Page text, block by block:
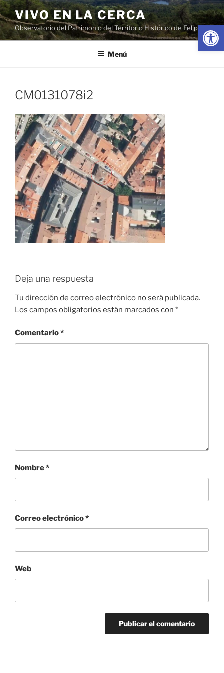
Abrir
Saltar
al
contenido
VIVO EN LA CERCA
Observatorio del Patrimonio del Territorio Histórico de Felipe II
Menú
CM0131078i2
Deja una respuesta
Tu dirección de correo electrónico no será publicada.
Los campos obligatorios están marcados con *
Comentario*
Nombre*
Correo electrónico*
Web